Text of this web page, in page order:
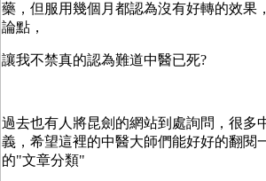
藥，但服用幾個月都認為沒有好轉的效果
論點，
讓我不禁真的認為難道中醫已死?
過去也有人將昆劍的網站到處詢問，很多
義，希望這裡的中醫大師們能好好的翻閱
的"文章分類"